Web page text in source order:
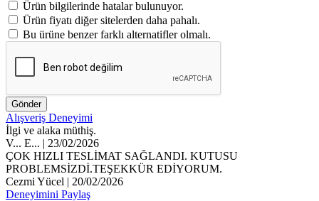
Ürün bilgilerinde hatalar bulunuyor.
Ürün fiyatı diğer sitelerden daha pahalı.
Bu ürüne benzer farklı alternatifler olmalı.
Gönder
Alışveriş Deneyimi
İlgi ve alaka müthiş.
V... E... | 23/02/2026
ÇOK HIZLI TESLİMAT SAĞLANDI. KUTUSU
PROBLEMSİZDİ.TEŞEKKÜR EDİYORUM.
Cezmi Yücel | 20/02/2026
Deneyimini Paylaş